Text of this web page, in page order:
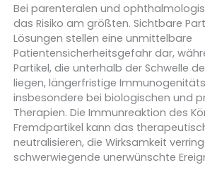
Bei parenteralen und
das Risiko am größten. Sichtbare
Lösungen stellen eine unmittelbare
Patientensicherheitsgefahr dar,
Partikel, die unterhalb der Schwelle
liegen, längerfristige
insbesondere bei biologischen und
Therapien. Die Immunreaktion des
Fremdpartikel kann das
neutralisieren, die Wirksamkeit
schwerwiegende unerwünschte